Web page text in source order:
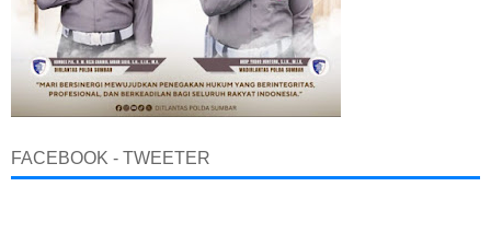
FACEBOOK - TWEETER